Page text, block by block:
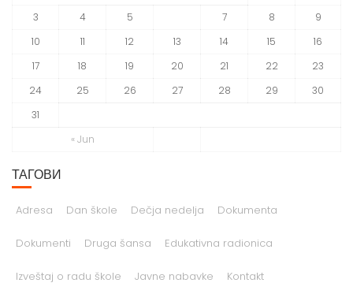
« Jun
3
4 5 7 8
9
10
11 12 13 14 15
16
17
18 19 20 21 22
23
24
25 26 27 28 29
30
31
ТАГОВИ
Adresa Dan škole Dečja nedelja Dokumenta
Dokumenti Druga šansa Edukativna radionica
Izveštaj o radu škole Javne nabavke Kontakt